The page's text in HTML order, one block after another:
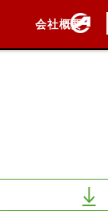
会社概要
会社概要
採用情報